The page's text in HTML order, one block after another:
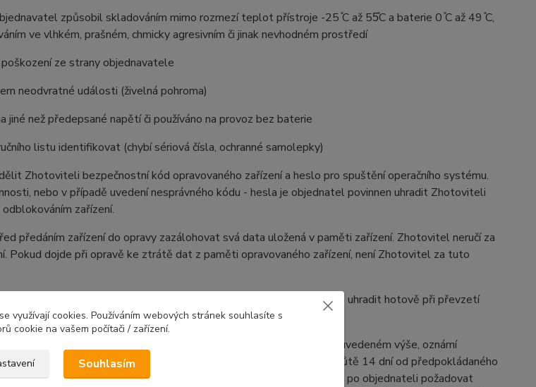
způsobil skladováním mimo rozmezí teplot přístroje -25 ̊C až 55̊C a baterie 0 ̊C až 49 ̊C,
ve vlhkém, prašném, chmicky agresivním či jinak nevhodném prostředí
ze strany objednavatele
neodvratné události (živelná pohroma)
než předepsané napětí či používáno na provoz bez baterie
listu identifikovat (chybí sériová čísla, ochranné samolepky)
Zhotoviteli bezpečnostní kód opravovaného zařízení a heslo pro spuštění operačního systému.
nebo v případě uvedení nesprávného kódu - hesla je objednatel povinnen uhradit Zhotoviteli
zařízení.
předáním zařízení do opravy zazálohovat svá data uložená v paměti zařízení. Zhotovitel neručí za
Pokud dojde při opravě ke ztrátě dat z paměti opravovaného zařízení, není Zhotovitel za tuto
stanovenou podle platného ceníku Zhotovitele se objednatel zavazuje uhradit hotově při převzetí
provedena později, než v předpokládaném termínu dokončení opravy uvedeném výše, oznámí
k vyzvednutí zařízení. Pokud si objednatel nevyzvedne zařízení ve lhůtě 14 dní od předpokládaného
od písemné výzvy (poštou, nebo E-mailem), je Zhotovitel oprávněn po objednateli požadovat
využívají cookies. Používáním webových stránek souhlasíte s
cookie na vašem počítači / zařízení.
Souhlasím